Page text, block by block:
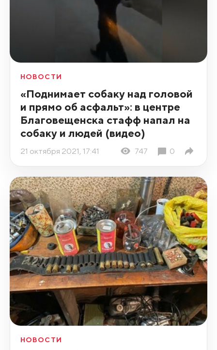
НОВОСТИ
«Поднимает собаку над головой
и прямо об асфальт»: в центре
Благовещенска стафф напал на
собаку и людей (видео)
21 октября 2021, 17:41 747 0
НОВОСТИ